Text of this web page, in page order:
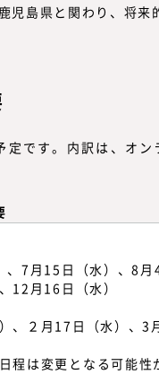
児島県と関わり、将
定です。内訳は、オ
、7月15日（水）、8
12月16日（水）
、２月17日（水）、3
程は変更となる可能性